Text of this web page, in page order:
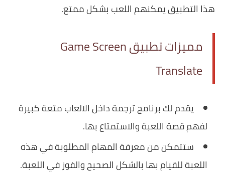
هذا التطبيق يمكنهم اللعب بشكل ممتع.
مميزات تطبيق Game Screen
Translate
‏يقدم لك برنامج ترجمة داخل الالعاب متعة كبيرة
لفهم قصة اللعبة والاستمتاع بها.
‏ستتمكن من معرفة المهام المطلوبة في هذه
اللعبة للقيام بها بالشكل الصحيح والفوز في اللعبة.